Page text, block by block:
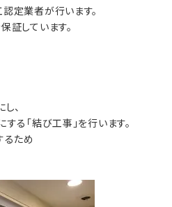
定業者が行います。
証しています。
、
る「結び工事」を行います。
るため